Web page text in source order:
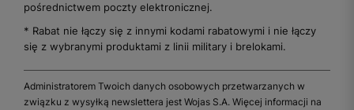
pośrednictwem poczty elektronicznej.
* Rabat nie łączy się z innymi kodami rabatowymi i nie łączy
się z wybranymi produktami z linii military i brelokami.
Administratorem Twoich danych osobowych przetwarzanych w
związku z wysyłką newslettera jest Wojas S.A. Więcej informacji na